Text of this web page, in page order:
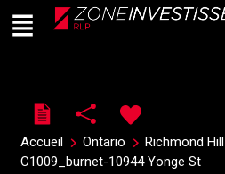
Live
En Direct
Menu
Accueil Ontario
Richmond Hill
C1009_burnet-10944 Yonge St